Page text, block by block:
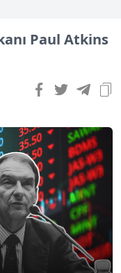
Paul Atkins